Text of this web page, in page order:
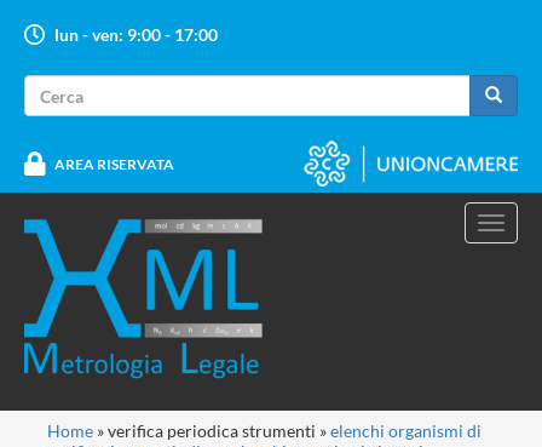
principale
lun - ven: 9:00 - 17:00
Form
di
ricerca
AREA RISERVATA
Tu
Home »verifica periodica strumenti »elenchi organismi di